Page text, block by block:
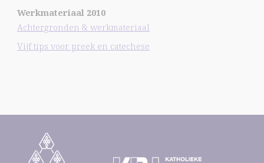
Werkmateriaal 2010
Achtergronden & werkmateriaal
Vijf tips voor preek en catechese